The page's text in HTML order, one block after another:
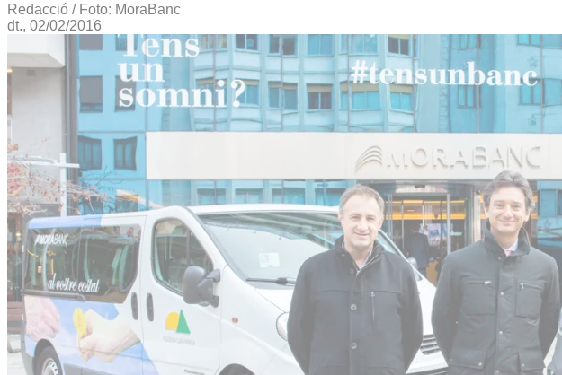
Redacció / Foto: MoraBanc
dt., 02/02/2016